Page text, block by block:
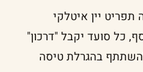
יין איטלקי
כל סועד יקבל "דרכון"
בהגרלת טיסה